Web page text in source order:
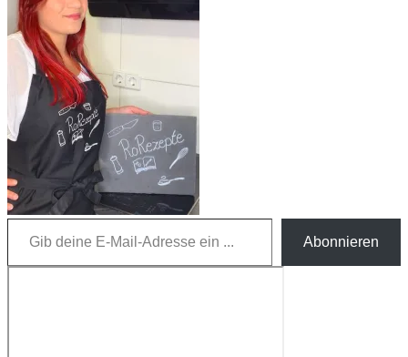
Gib deine E-Mail-Adresse ein ...
Abonnieren